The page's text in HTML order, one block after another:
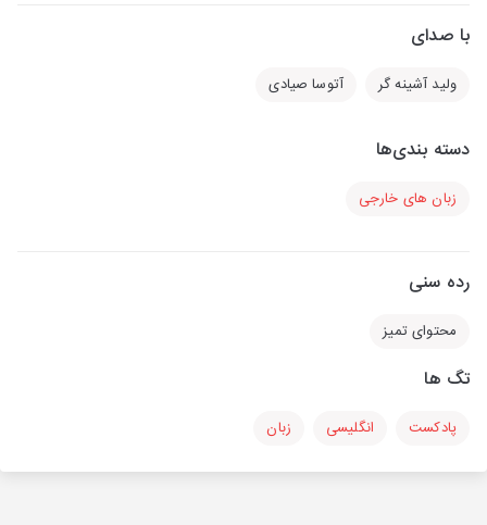
با صدای
ولید آشینه گر آتوسا صیادی
دسته بندی‌ها
زبان های خارجی
رده سنی
محتوای تمیز
تگ ها
پادکست انگلیسی زبان